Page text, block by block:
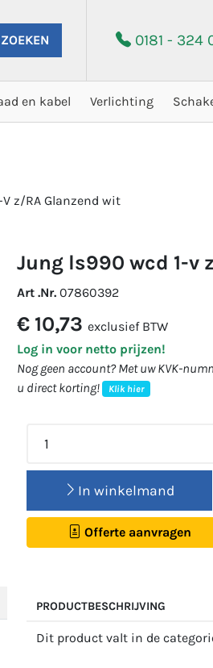
ZOEKEN 0181 - 324
en kabel Verlichting
V z/RA Glanzend wit
jung ls990 wcd 1-
Art .Nr. 07860392
€ 10,73 exclusief BTW
Log in voor netto prijzen!
Nog geen account? Met uw KVK-
u direct korting!
Klik hier
In winkelmand
Offerte aanvragen
PRODUCTBESCHRIJVING
Dit product valt in de